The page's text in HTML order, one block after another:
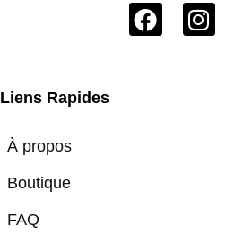
Liens Rapides
À propos
Boutique
FAQ